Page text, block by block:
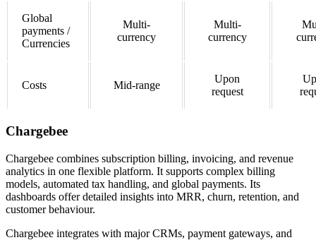
Global
payments /
Currencies
Multi-
currency
Multi-
currency
Costs Mid-range
Upon
request
Chargebee
Chargebee combines subscription billing, invoicing, and revenue
analytics in one flexible platform. It supports complex billing
models, automated tax handling, and global payments. Its
dashboards offer detailed insights into MRR, churn, retention, and
customer behaviour.
Chargebee integrates with major CRMs, payment gateways, and